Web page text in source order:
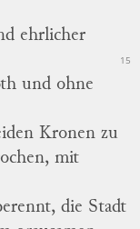
ehrlicher
15
und ohne
Kronen zu
mit
die Stadt